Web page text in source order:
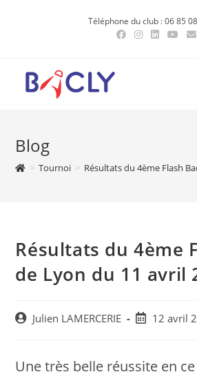
Téléphone du club : 06 85
Blog
> Tournoi > Résultats du 4ème Flash
Résultats du 4ème
de Lyon du 11 avril
PostJulien LAMERCERIE
Post12 avril
Une très belle réussite en